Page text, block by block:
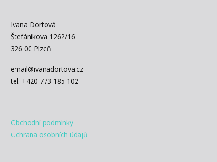
Ivana Dortová
Štefánikova 1262/16
326 00 Plzeň
email@ivanadortova.cz
tel. +420 773 185 102
Obchodní podmínky
Ochrana osobních údajů